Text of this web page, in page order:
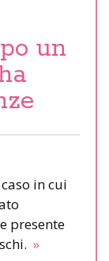
un
in cui
presente
»